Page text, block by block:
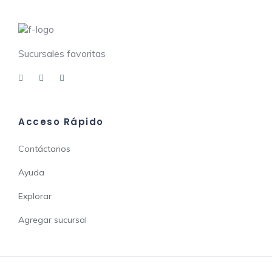
Sucursales favoritas
Acceso Rápido
Contáctanos
Ayuda
Explorar
Agregar sucursal